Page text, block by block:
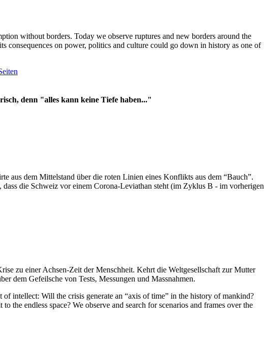
without borders. Today we observe ruptures and new borders around the
consequences on power, politics and culture could go down in history as one of
denn "alles kann keine Tiefe haben..."
aus dem Mittelstand über die roten Linien eines Konflikts aus dem “Bauch”.
die Schweiz vor einem Corona-Leviathan steht (im Zyklus B - im vorherigen
zu einer Achsen-Zeit der Menschheit. Kehrt die Weltgesellschaft zur Mutter
dem Gefeilsche von Tests, Messungen und Massnahmen.
intellect: Will the crisis generate an “axis of time” in the history of mankind?
endless space? We observe and search for scenarios and frames over the